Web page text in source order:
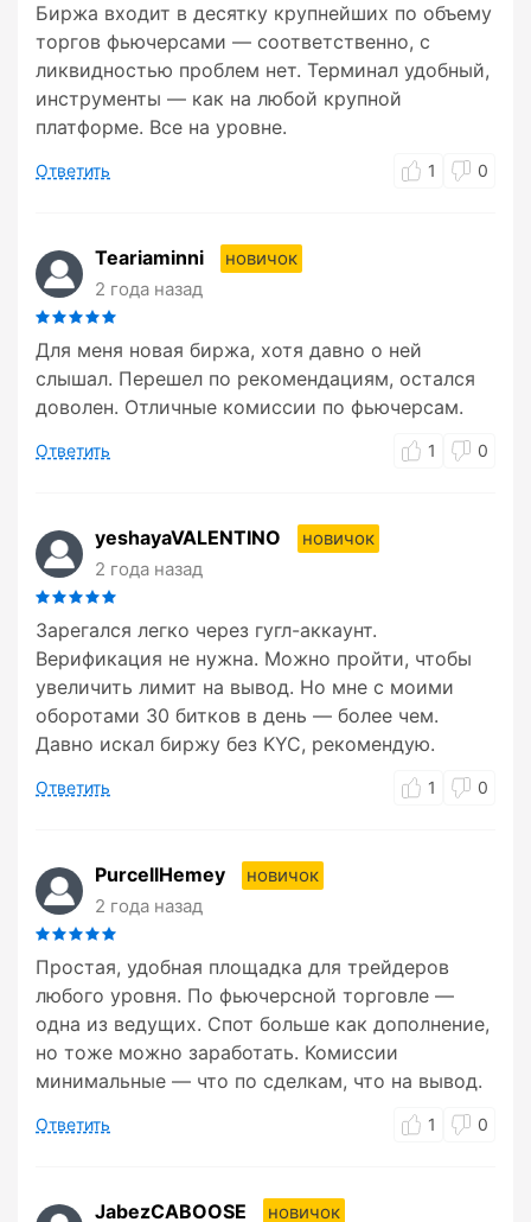
Биржа входит в десятку крупнейших по объему
торгов фьючерсами — соответственно, с
ликвидностью проблем нет. Терминал удобный,
инструменты — как на любой крупной
платформе. Все на уровне.
Ответить 1 0
Teariaminni
новичок
2 года назад
Для меня новая биржа, хотя давно о ней
слышал. Перешел по рекомендациям, остался
доволен. Отличные комиссии по фьючерсам.
Ответить 1 0
yeshayaVALENTINO
новичок
2 года назад
Зарегался легко через гугл-аккаунт.
Верификация не нужна. Можно пройти, чтобы
увеличить лимит на вывод. Но мне с моими
оборотами 30 битков в день — более чем.
Давно искал биржу без KYC, рекомендую.
Ответить 1 0
PurcellHemey
новичок
2 года назад
Простая, удобная площадка для трейдеров
любого уровня. По фьючерсной торговле —
одна из ведущих. Спот больше как дополнение,
но тоже можно заработать. Комиссии
минимальные — что по сделкам, что на вывод.
Ответить 1 0
JabezCABOOSE новичок